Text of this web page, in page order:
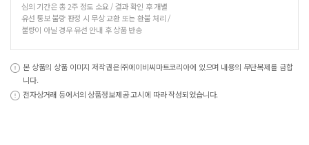
심의 기간은 총 2주 정도 소요 / 결과 확인 후 개별
유선 통보 불량 판정 시 무상 교환 또는 환불 처리 /
불량이 아닐 경우 유선 안내 후 상품 반송
본 상품의 상품 이미지 저작권은 ㈜에이비씨마트코리아에 있으며 내용의 무단복제를 금합
니다.
전자상거래 등에서의 상품정보제공 고시에 따라 작성되었습니다.